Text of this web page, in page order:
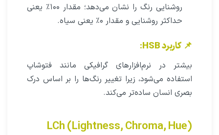
روشنایی رنگ را نشان می‌دهد؛ مقدار ۱۰۰٪ یعنی
حداکثر روشنایی و مقدار ۰٪ یعنی سیاه.
📌کاربرد HSB :
بیشتر در نرم‌افزارهای گرافیکی مانند فتوشاپ
استفاده می‌شود، زیرا تغییر رنگ‌ها را بر اساس درک
بصری انسان ساده‌تر می‌کند.
LCh (Lightness, Chroma, Hue)